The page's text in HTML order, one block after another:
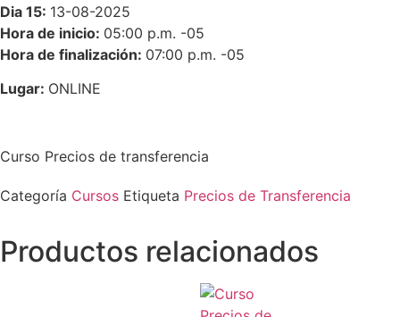
Dia 15: 13-08-2025
Hora de inicio: 05:00 p.m. -05
Hora de finalización: 07:00 p.m. -05
Lugar: ONLINE
Curso Precios de transferencia
Categoría Cursos Etiqueta Precios de Transferencia
Productos relacionados